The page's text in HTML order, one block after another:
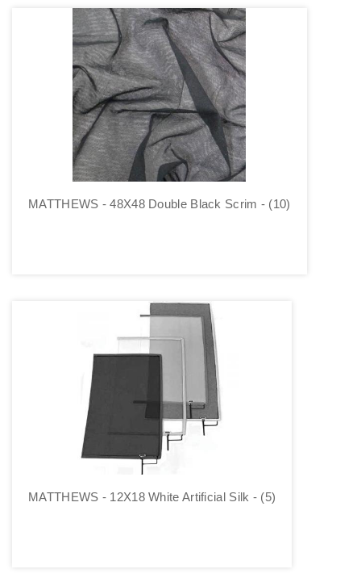
MATTHEWS - 48X48 Double Black Scrim - (10)
MATTHEWS - 12X18 White Artificial Silk - (5)